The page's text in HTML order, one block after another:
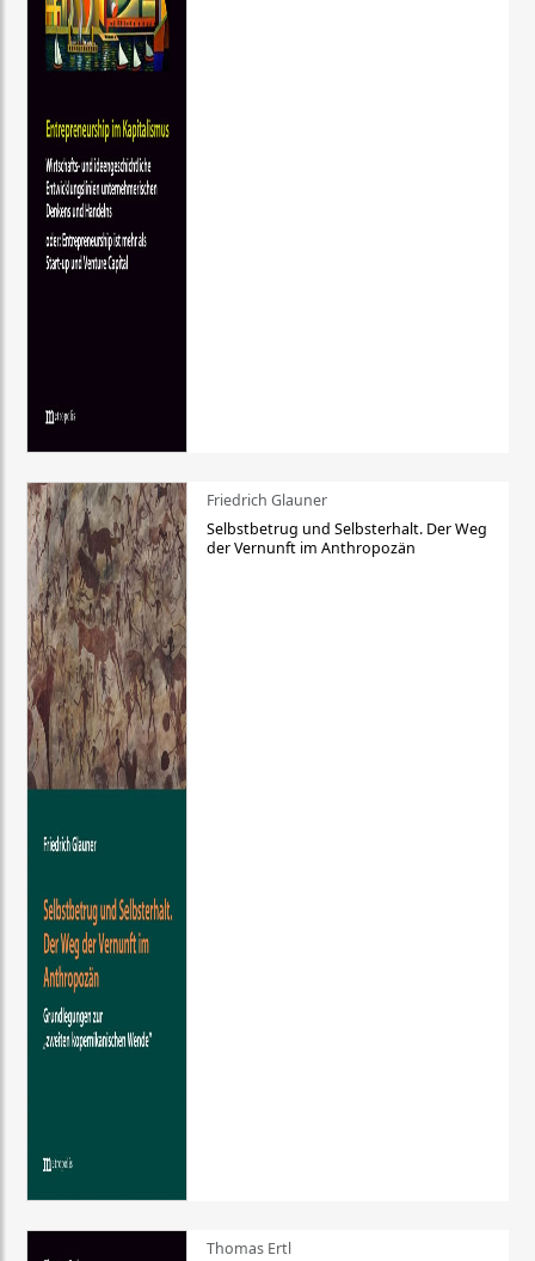
Friedrich Glauner
Selbstbetrug und Selbsterhalt. Der Weg
der Vernunft im Anthropozän
Thomas Ertl